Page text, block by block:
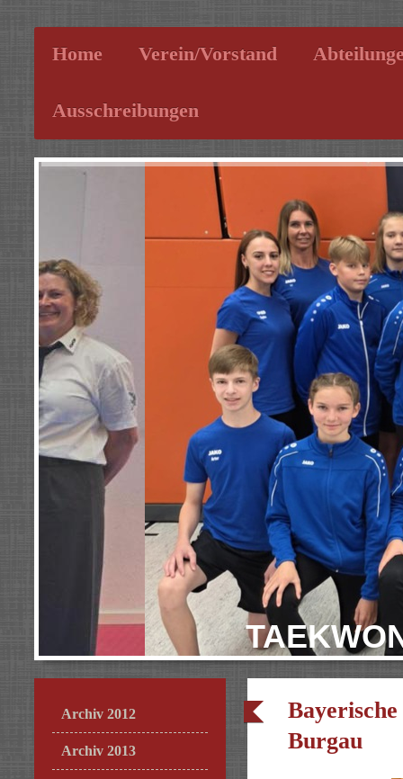
Home Verein/Vorstand
Ausschreibungen
Burgau
Archiv 2012
Archiv 2013